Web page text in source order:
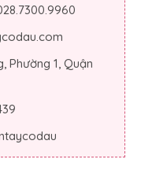
Phường 1, Quận